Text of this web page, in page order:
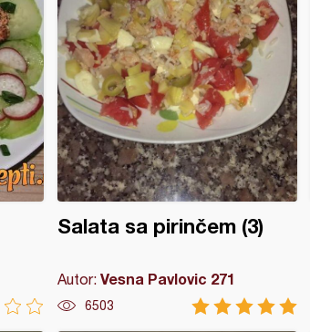
Salata sa pirinčem (3)
Autor: Vesna Pavlovic 271
6503